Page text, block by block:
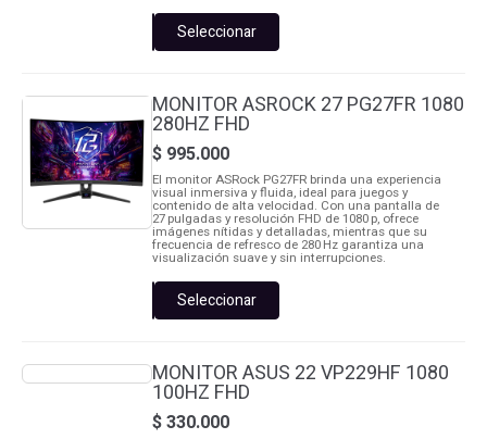
MONITOR
AOC
27G4H
FHD
IPS
200Hz
cantidad
Seleccionar
MONITOR ASROCK 27 PG27FR 1080
280HZ FHD
$ 995.000
El monitor ASRock PG27FR brinda una experiencia
visual inmersiva y fluida, ideal para juegos y
contenido de alta velocidad. Con una pantalla de
27 pulgadas y resolución FHD de 1080 p, ofrece
imágenes nítidas y detalladas, mientras que su
frecuencia de refresco de 280 Hz garantiza una
visualización suave y sin interrupciones.
MONITOR
ASROCK
PG27FR
1080
280HZ
FHD
cantidad
Seleccionar
MONITOR ASUS 22 VP229HF 1080
100HZ FHD
$330.000